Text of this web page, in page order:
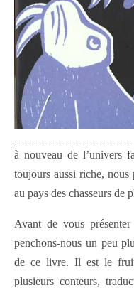
à nouveau de l’univers
toujours aussi riche,
au pays des chasseurs de
Avant de vous
penchons-nous un peu
de ce livre. Il est le
plusieurs conteurs,